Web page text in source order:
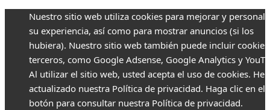
Nuestro sitio web utiliza cookies para mejorar y
su experiencia, así como para mostrar anuncios (si los
hubiera). Nuestro sitio web también puede incluir
terceros, como Google Adsense, Google Analytics y
Al utilizar el sitio web, usted acepta el uso de cookies.
actualizado nuestra Política de privacidad. Haga clic en el
botón para consultar nuestra Política de privacidad.